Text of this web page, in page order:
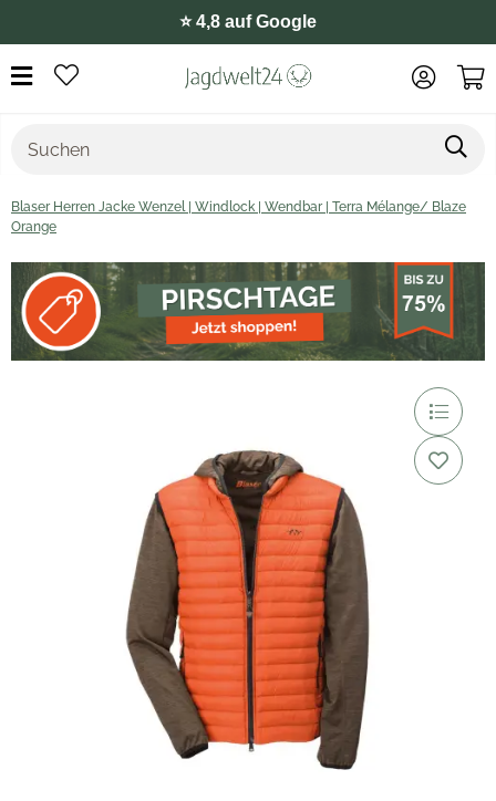
⭐️ 4,8 auf Google
Blaser Herren Jacke Wenzel | Windlock | Wendbar | Terra Mélange/ Blaze
Orange